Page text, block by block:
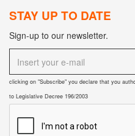
STAY UP TO DATE
Sign-up to our newsletter.
clicking on "Subscribe" you declare that you
to Legislative Decree 196/2003